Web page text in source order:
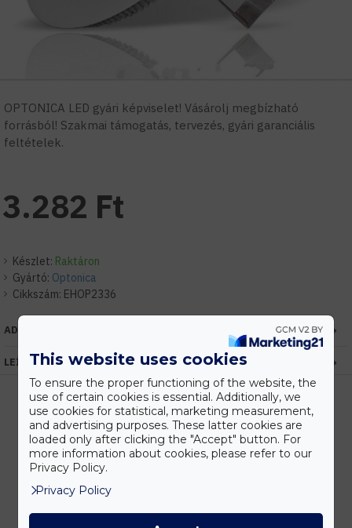
OPTONICA LED gyári képviselet! Vásárolj megbízható
forrásból! Szakmai támogatás, tervezés, gyári garanciális
feltételek.
Készlet: Raktáron
Gyártó: Optonica
Cikkszám: EHOP2336
3.282 Ft
ADATOK
LEÍRÁS
Kedvezmények
Vásárolj nagyobb mennyiségben és megadjuk a legjobb gyártói árakat.
This website uses cookies
To ensure the proper functioning of the website, the
use of certain cookies is essential. Additionally, we
use cookies for statistical, marketing measurement,
and advertising purposes. These latter cookies are
loaded only after clicking the "Accept" button. For
more information about cookies, please refer to our
Privacy Policy.
Privacy Policy